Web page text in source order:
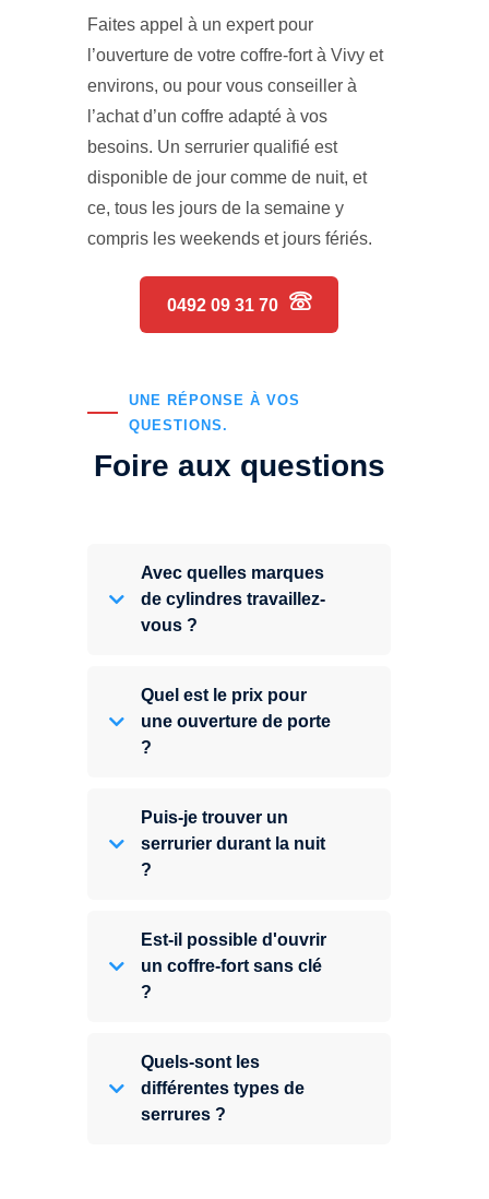
Faites appel à un expert pour
l’ouverture de votre coffre-fort à Vivy et
environs, ou pour vous conseiller à
l’achat d’un coffre adapté à vos
besoins. Un serrurier qualifié est
disponible de jour comme de nuit, et
ce, tous les jours de la semaine y
compris les weekends et jours fériés.
0492 09 31 70
UNE RÉPONSE À VOS
QUESTIONS.
Foire aux questions
Avec quelles marques
de cylindres travaillez-
vous ?
Quel est le prix pour
une ouverture de porte
?
Puis-je trouver un
serrurier durant la nuit
?
Est-il possible d'ouvrir
un coffre-fort sans clé
?
Quels-sont les
différentes types de
serrures ?